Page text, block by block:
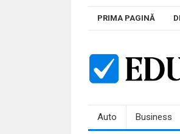
PRIMA PAGINĂ
Auto Business